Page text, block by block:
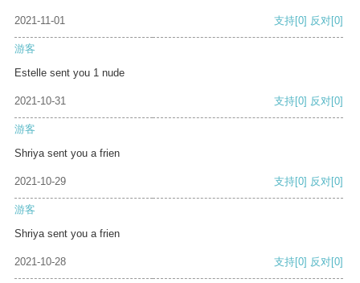
2021-11-01 支持[0] 反对[0]
游客
Estelle sent you 1 nude
2021-10-31 支持[0] 反对[0]
游客
Shriya sent you a frien
2021-10-29 支持[0] 反对[0]
游客
Shriya sent you a frien
2021-10-28 支持[0] 反对[0]